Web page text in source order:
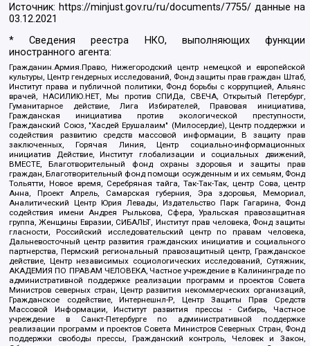
Источник: https://minjust.gov.ru/ru/documents/7755/ данные на
03.12.2021
* Сведения реестра НКО, выполняющих функции
иностранного агента:
Гражданин.Армия.Право, Нижегородский центр немецкой и европейской
культуры, Центр гендерных исследований, Фонд защиты прав граждан Штаб,
Институт права и публичной политики, Фонд борьбы с коррупцией, Альянс
врачей, НАСИЛИЮ.НЕТ, Мы против СПИДа, СВЕЧА, Открытый Петербург,
Гуманитарное действие, Лига Избирателей, Правовая инициатива,
Гражданская инициатива против экологической преступности,
Гражданский Союз, "Хасдей Ерушалаим" (Милосердие), Центр поддержки и
содействия развитию средств массовой информации, В защиту прав
заключенных, Горячая Линия, Центр социально-информационных
инициатив Действие, Институт глобализации и социальных движений,
ВМЕСТЕ, Благотворительный фонд охраны здоровья и защиты прав
граждан, Благотворительный фонд помощи осужденным и их семьям, Фонд
Тольятти, Новое время, Серебряная тайга, Так-Так-Так, центр Сова, центр
Анна, Проект Апрель, Самарская губерния, Эра здоровья, Мемориал,
Аналитический Центр Юрия Левады, Издательство Парк Гагарина, Фонд
содействия имени Андрея Рылькова, Сфера, Уральская правозащитная
группа, Женщины Евразии, СИБАЛЬТ, Институт прав человека, Фонд защиты
гласности, Российский исследовательский центр по правам человека,
Дальневосточный центр развития гражданских инициатив и социального
партнерства, Пермский региональный правозащитный центр, Гражданское
действие, Центр независимых социологических исследований, Сутяжник,
АКАДЕМИЯ ПО ПРАВАМ ЧЕЛОВЕКА, Частное учреждение в Калининграде по
административной поддержке реализации программ и проектов Совета
Министров северных стран, Центр развития некоммерческих организаций,
Гражданское содействие, Интернешнл-Р, Центр Защиты Прав Средств
Массовой Информации, Институт развития прессы - Сибирь, Частное
учреждение в Санкт-Петербурге по административной поддержке
реализации программ и проектов Совета Министров Северных Стран, Фонд
поддержки свободы прессы, Гражданский контроль, Человек и Закон,